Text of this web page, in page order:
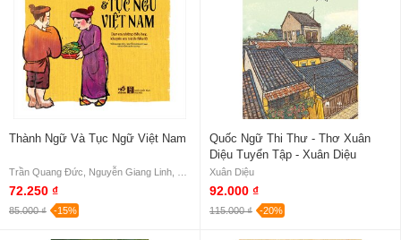
Thành Ngữ Và Tục Ngữ Việt Nam
72.250 ₫
85.000 ₫ -15%
Quốc Ngữ Thi Thư - Thơ Xuân
Diệu Tuyển Tập - Xuân Diệu
Xuân Diệu
92.000 ₫
115.000 ₫ -20%